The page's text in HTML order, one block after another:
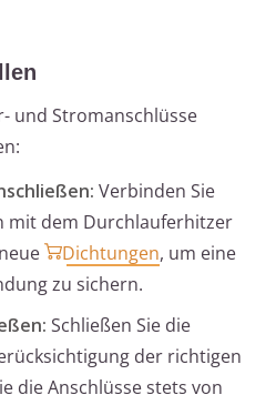
und Stromanschlüsse
Verbinden Sie
mit dem Durchlauferhitzer
Dichtungen, um eine
zu sichern.
Schließen Sie die
der richtigen
die Anschlüsse stets von